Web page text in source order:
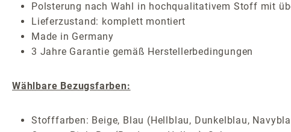
Polsterung nach Wahl in hochqualitativem Stoff mit
Lieferzustand: komplett montiert
Made in Germany
3 Jahre Garantie gemäß Herstellerbedingungen
Wählbare Bezugsfarben:
Stofffarben: Beige, Blau (Hellblau, Dunkelblau,